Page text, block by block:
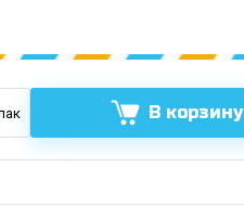
В корзину